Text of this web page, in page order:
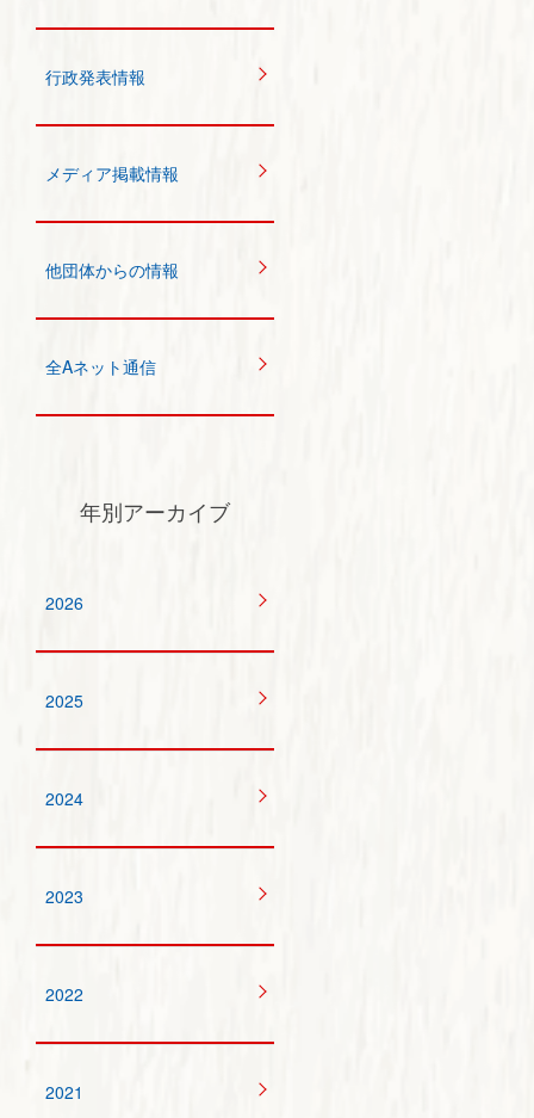
行政発表情報
メディア掲載情報
他団体からの情報
全Aネット通信
年別アーカイブ
2026
2025
2024
2023
2022
2021